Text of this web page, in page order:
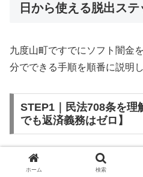
日から使える脱出ステ
九度山町ですでにソフト闇金
分でできる手順を順番に説明し
STEP1｜民法708条を理
でも返済義務はゼロ】
ソフト闇金を含む闇金との金
ホーム 検索